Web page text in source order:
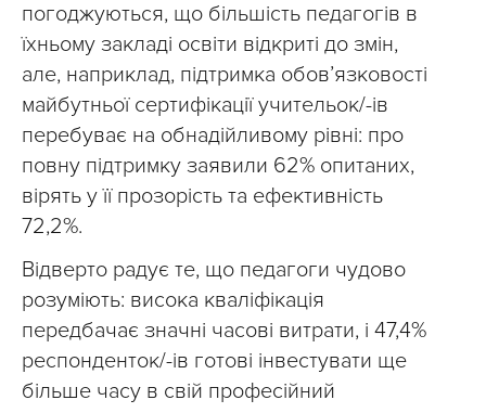
погоджуються, що більшість педагогів в
їхньому закладі освіти відкриті до змін,
але, наприклад, підтримка обов’язковості
майбутньої сертифікації учительок/-ів
перебуває на обнадійливому рівні: про
повну підтримку заявили 62% опитаних,
вірять у її прозорість та ефективність
72,2%.
Відверто радує те, що педагоги чудово
розуміють: висока кваліфікація
передбачає значні часові витрати, і 47,4%
респонденток/-ів готові інвестувати ще
більше часу в свій професійний